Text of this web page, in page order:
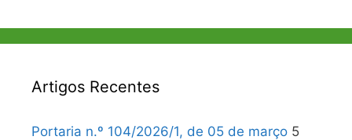
Artigos Recentes
Portaria n.º 104/2026/1, de 05 de março 5